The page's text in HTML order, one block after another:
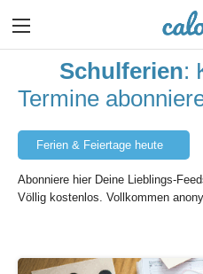
Schulferien:
Termine
Ferien & Feiertage heute
Abonniere hier Deine Lieblings-
Völlig kostenlos. Vollkommen